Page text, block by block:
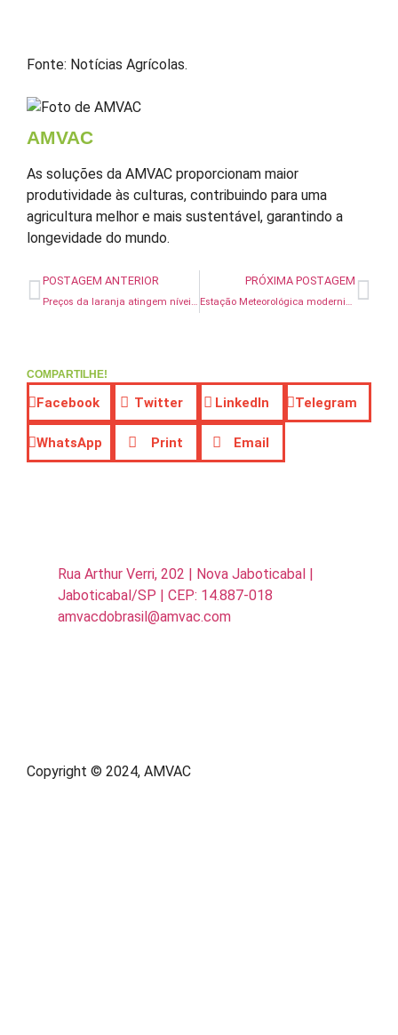
Fonte: Notícias Agrícolas.
AMVAC
As soluções da AMVAC proporcionam maior
produtividade às culturas, contribuindo para uma
agricultura melhor e mais sustentável, garantindo a
longevidade do mundo.
POSTAGEM ANTERIOR
Preços da laranja atingem níveis históricos em São Paulo, aponta Cepea
PRÓXIMA POSTAGEM
Estação Meteorológica moderniza produção de agricultores em Flores de Goiás
COMPARTILHE!
Facebook Twitter LinkedIn Telegram
WhatsApp Print Email
Rua Arthur Verri, 202 | Nova Jaboticabal |
Jaboticabal/SP | CEP: 14.887-018
amvacdobrasil@amvac.com
Copyright © 2024, AMVAC